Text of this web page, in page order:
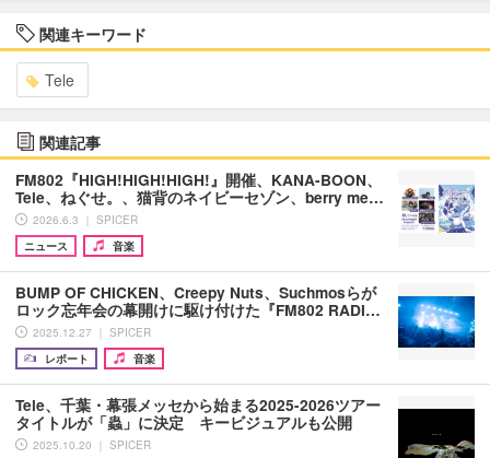
関連キーワード
Tele
関連記事
FM802『HIGH!HIGH!HIGH!』開催、KANA-BOON、
Tele、ねぐせ。、猫背のネイビーセゾン、berry me…
2026.6.3 ｜ SPICER
ニュース
音楽
BUMP OF CHICKEN、Creepy Nuts、Suchmosらが
ロック忘年会の幕開けに駆け付けた『FM802 RADI…
2025.12.27 ｜ SPICER
レポート
音楽
Tele、千葉・幕張メッセから始まる2025-2026ツアー
タイトルが「蟲」に決定 キービジュアルも公開
2025.10.20 ｜ SPICER